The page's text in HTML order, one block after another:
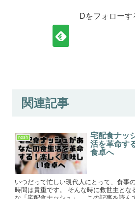
Dをフォローす
関連記事
nosh
宅配食ナッ
活を革命す
食卓へ
いつだって忙しい現代人にとって、食事
時間は貴重です。 そんな時に救世主とな